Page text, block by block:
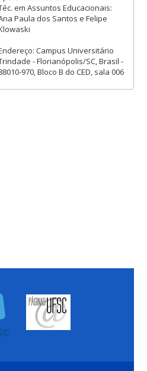
em Assuntos Educacionais:
Paula dos Santos e Felipe
Campus Universitário
- Florianópolis/SC, Brasil -
970, Bloco B do CED, sala 006